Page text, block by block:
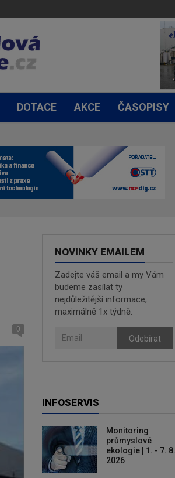
DOTACE AKCE ČASOPISY
0
NOVINKY EMAILEM
Zadejte váš email a my Vám
budeme zasílat ty
nejdůležitější informace,
maximálně 1x týdně.
Odebírat
INFOSERVIS
Monitoring
průmyslové
ekologie | 1. - 7. 8.
2026